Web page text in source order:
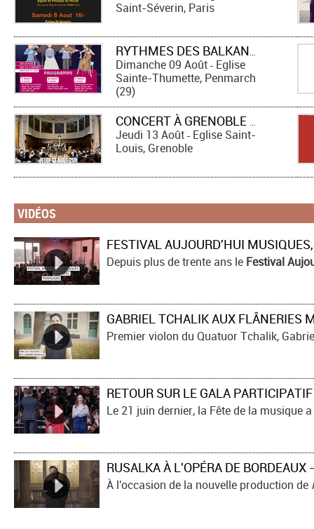
Saint-Séverin, Paris
RYTHMES DES BALKANS
Dimanche 09 Août - Eglise
Sainte-Thumette, Penmarch
(29)
CONCERT À GRENOBLE : RAVEL, DEBUSSY, VIVALDI, CANTEMIR, MOZART, BACH, DOPPLER, PIAZZOLLA, WAXMAN
Jeudi 13 Août - Eglise Saint-
Louis, Grenoble
VIDÉOS
Depuis plus de trente ans le Festival
​RETOUR SUR LE GALA
À l'occasion de la nouvelle production de